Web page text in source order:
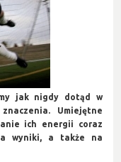
jak nigdy dotąd w
Umiejętne
ich energii coraz
wyniki, a także na